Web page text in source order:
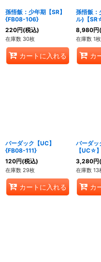
孫悟飯：少年期【SR】
{FB08-106}
220円(税込)
在庫数 30枚
カートに入れる
孫悟飯：
ル)【
106}
8,980円
在庫数 1枚
カ
バーダック【UC】
{FB08-111}
120円(税込)
在庫数 29枚
カートに入れる
バーダッ
【UC☆
3,280円
在庫数 13
カ